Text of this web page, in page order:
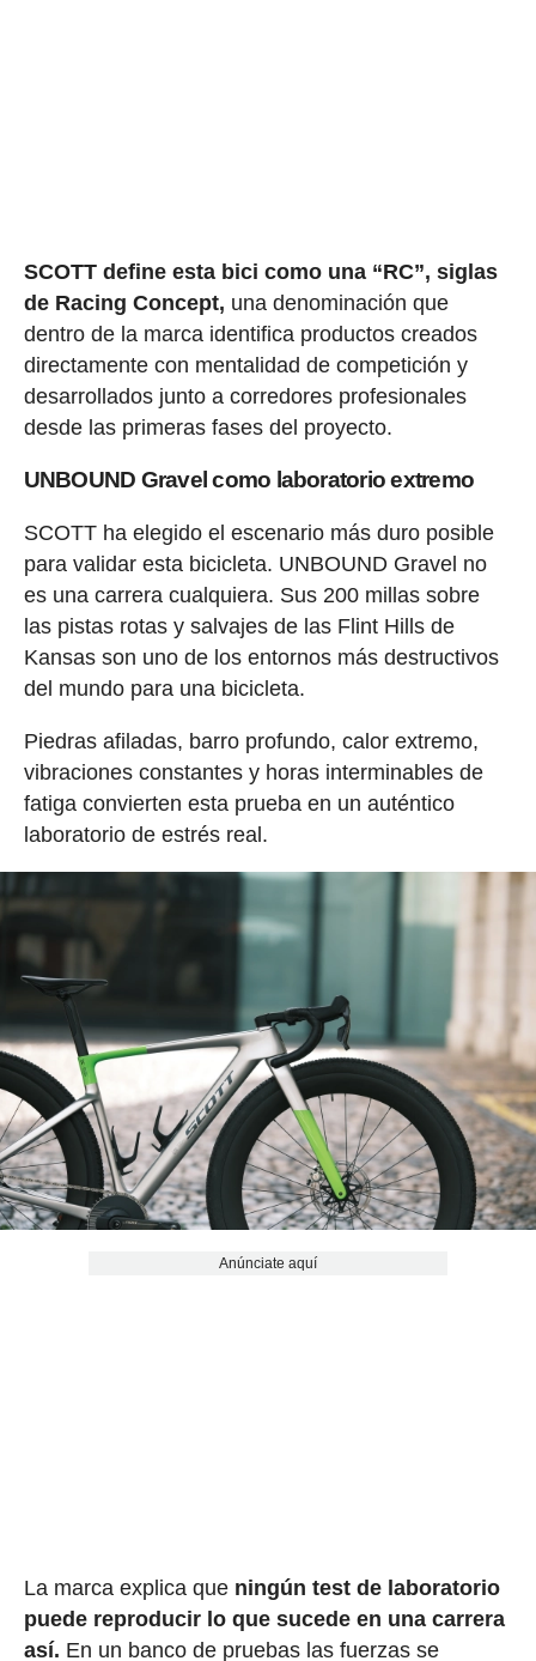
SCOTT define esta bici como una “RC”, siglas
de Racing Concept, una denominación que
dentro de la marca identifica productos creados
directamente con mentalidad de competición y
desarrollados junto a corredores profesionales
desde las primeras fases del proyecto.
UNBOUND Gravel como laboratorio extremo
SCOTT ha elegido el escenario más duro posible
para validar esta bicicleta. UNBOUND Gravel no
es una carrera cualquiera. Sus 200 millas sobre
las pistas rotas y salvajes de las Flint Hills de
Kansas son uno de los entornos más destructivos
del mundo para una bicicleta.
Piedras afiladas, barro profundo, calor extremo,
vibraciones constantes y horas interminables de
fatiga convierten esta prueba en un auténtico
laboratorio de estrés real.
Anúnciate aquí
La marca explica queningún test de laboratorio
puede reproducir lo que sucede en una carrera
así. En un banco de pruebas las fuerzas se